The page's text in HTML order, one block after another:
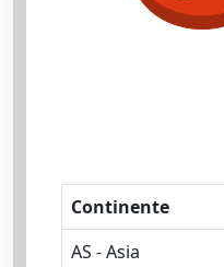
Continente
AS - Asia